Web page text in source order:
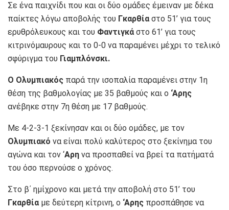
Σε ένα παιχνίδι που και οι δύο ομάδες έμειναν με δέκα
παίκτες λόγω αποβολής του Γκαρθία στο 51’ για τους
ερυθρόλευκους και του Φαντιγκά στο 61’ για τους
κιτρινόμαυρους και το 0-0 να παραμένει μέχρι το τελικό
σφύριγμα του Γιαμπλόνσκι.
Ο Ολυμπιακός παρά την ισοπαλία παραμένει στην 1η
θέση της βαθμολογίας με 35 βαθμούς και ο ‘Αρης
ανέβηκε στην 7η θέση με 17 βαθμούς.
Με 4-2-3-1 ξεκίνησαν και οι δύο ομάδες, με τον
Ολυμπιακό να είναι πολύ καλύτερος στο ξεκίνημα του
αγώνα και τον ‘Αρη να προσπαθεί να βρεί τα πατήματά
του όσο περνούσε ο χρόνος.
Στο β΄ ημίχρονο και μετά την αποβολή στο 51’ του
Γκαρθία με δεύτερη κίτρινη, ο ‘Αρης προσπάθησε να